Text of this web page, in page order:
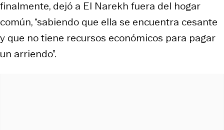
finalmente, dejó a El Narekh fuera del hogar
común, “sabiendo que ella se encuentra cesante
y que no tiene recursos económicos para pagar
un arriendo”.